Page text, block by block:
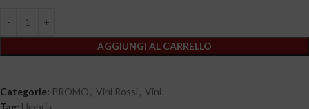
AGGIUNGI AL CARRELLO
Categorie: PROMO , Vini Rossi , Vini
Tag: Umbria